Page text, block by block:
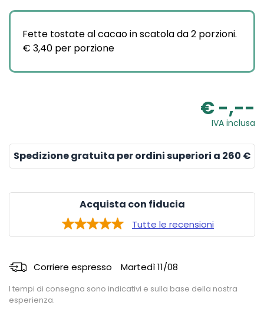
Fette tostate al cacao in scatola da 2 porzioni.
€ 3,40 per porzione
€ -,--
IVA inclusa
Spedizione gratuita per ordini superiori a 260 €
Acquista con fiducia
Tutte le recensioni
Corriere espresso Martedì 11/08
I tempi di consegna sono indicativi e sulla base della nostra
esperienza.